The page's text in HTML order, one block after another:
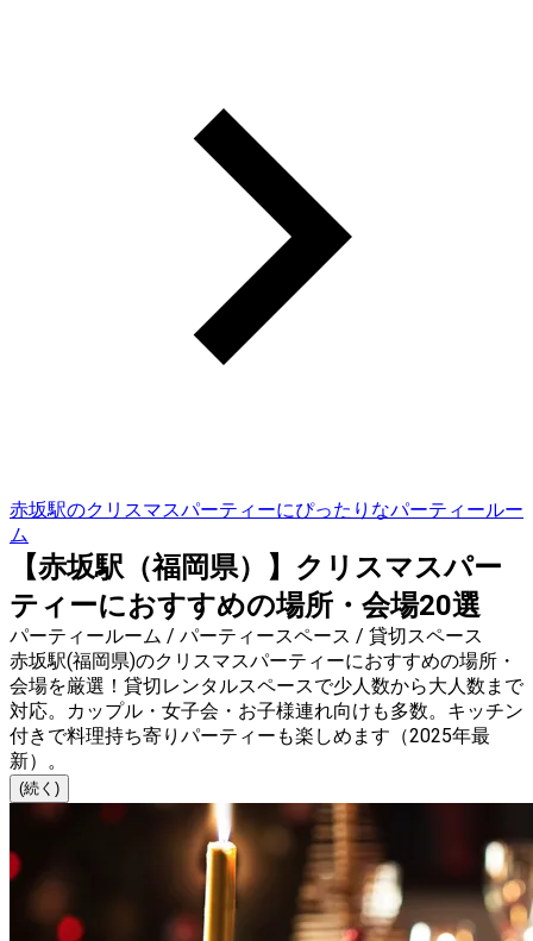
赤坂駅のクリスマスパーティーにぴったりなパーティールー
ム
【赤坂駅（福岡県）】クリスマスパー
ティーにおすすめの場所・会場20選
パーティールーム / パーティースペース / 貸切スペース
赤坂駅(福岡県)のクリスマスパーティーにおすすめの場所・
会場を厳選！貸切レンタルスペースで少人数から大人数まで
対応。カップル・女子会・お子様連れ向けも多数。キッチン
付きで料理持ち寄りパーティーも楽しめます（2025年最
新）。
(続く)